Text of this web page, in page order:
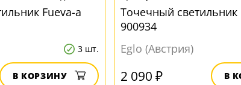
Fueva-a
3 шт.
В КОРЗИНУ
Точечный светильник
900934
Eglo (Австрия)
2 090 ₽ В